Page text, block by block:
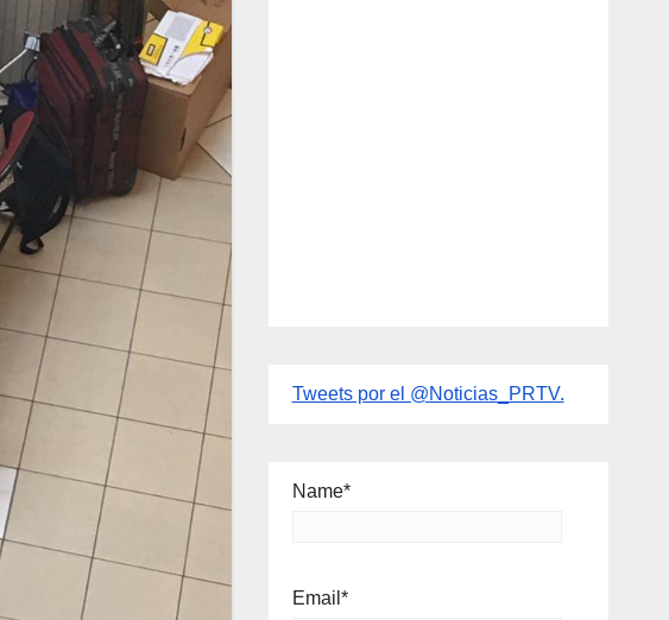
Tweets por el @Noticias_PRTV.
Name*
Email*